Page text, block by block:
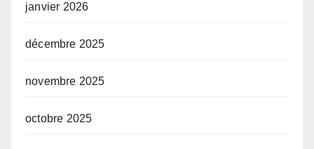
janvier 2026
décembre 2025
novembre 2025
octobre 2025